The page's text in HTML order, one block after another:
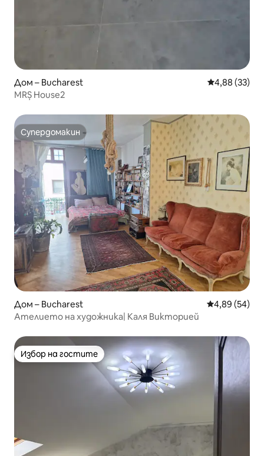
Дом – Bucharest Средна
4,88 (33)
MRȘ House2
Супердомакин
Супердомакин
Дом – Bucharest Средна
4,89 (54)
Ателието на художника| Каля Викторией
Избор на гостите
Избор на гостите